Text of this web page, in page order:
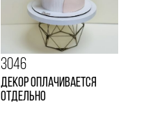
3046
Декор оплачивается
отдельно